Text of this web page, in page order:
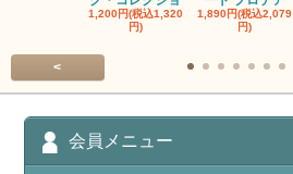
1,200円(税込1,320
円)
1,890円(税込2,079
円)
<
会員メニュー